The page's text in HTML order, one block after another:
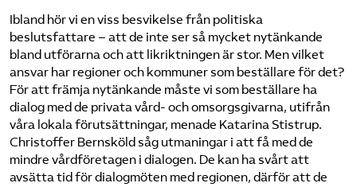
Ibland hör vi en viss besvikelse från politiska
beslutsfattare – att de inte ser så mycket nytänkande
bland utförarna och att likriktningen är stor. Men vilket
ansvar har regioner och kommuner som beställare för det?
För att främja nytänkande måste vi som beställare ha
dialog med de privata vård- och omsorgsgivarna, utifrån
våra lokala förutsättningar, menade Katarina Stistrup.
Christoffer Bernsköld såg utmaningar i att få med de
mindre vårdföretagen i dialogen. De kan ha svårt att
avsätta tid för dialogmöten med regionen, därför att de